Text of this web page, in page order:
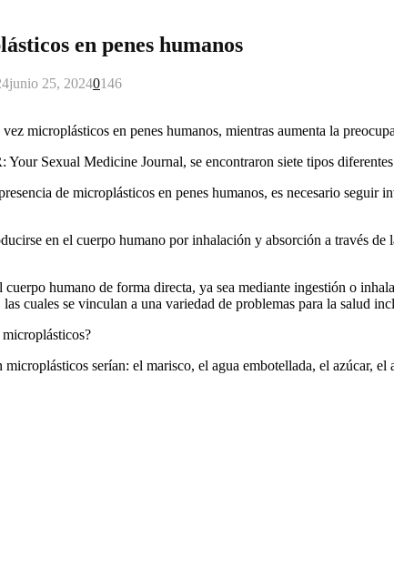
en penes humanos
junio 25, 20240146
microplásticos en penes humanos, mientras aumenta la
Sexual Medicine Journal, se encontraron siete tipos
de microplásticos en penes humanos, es necesario
en el cuerpo humano por inhalación y absorción a través
humano de forma directa, ya sea mediante ingestión o
cuales se vinculan a una variedad de problemas para la salud
serían: el marisco, el agua embotellada, el azúcar,